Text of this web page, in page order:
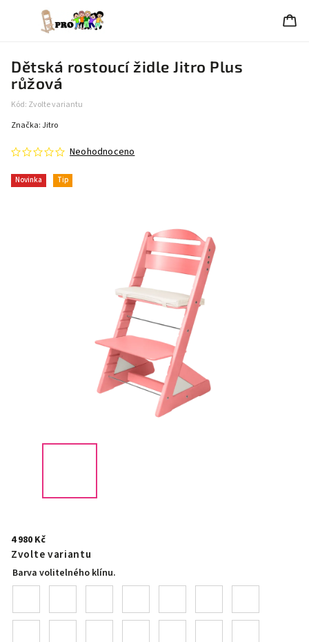
Dětská rostoucí židle Jitro Plus
růžová
Kód: Zvolte variantu
Novinka Tip
Neohodnoceno
Značka:Jitro
4 980 Kč
Zvolte variantu
Barva volitelného klínu.